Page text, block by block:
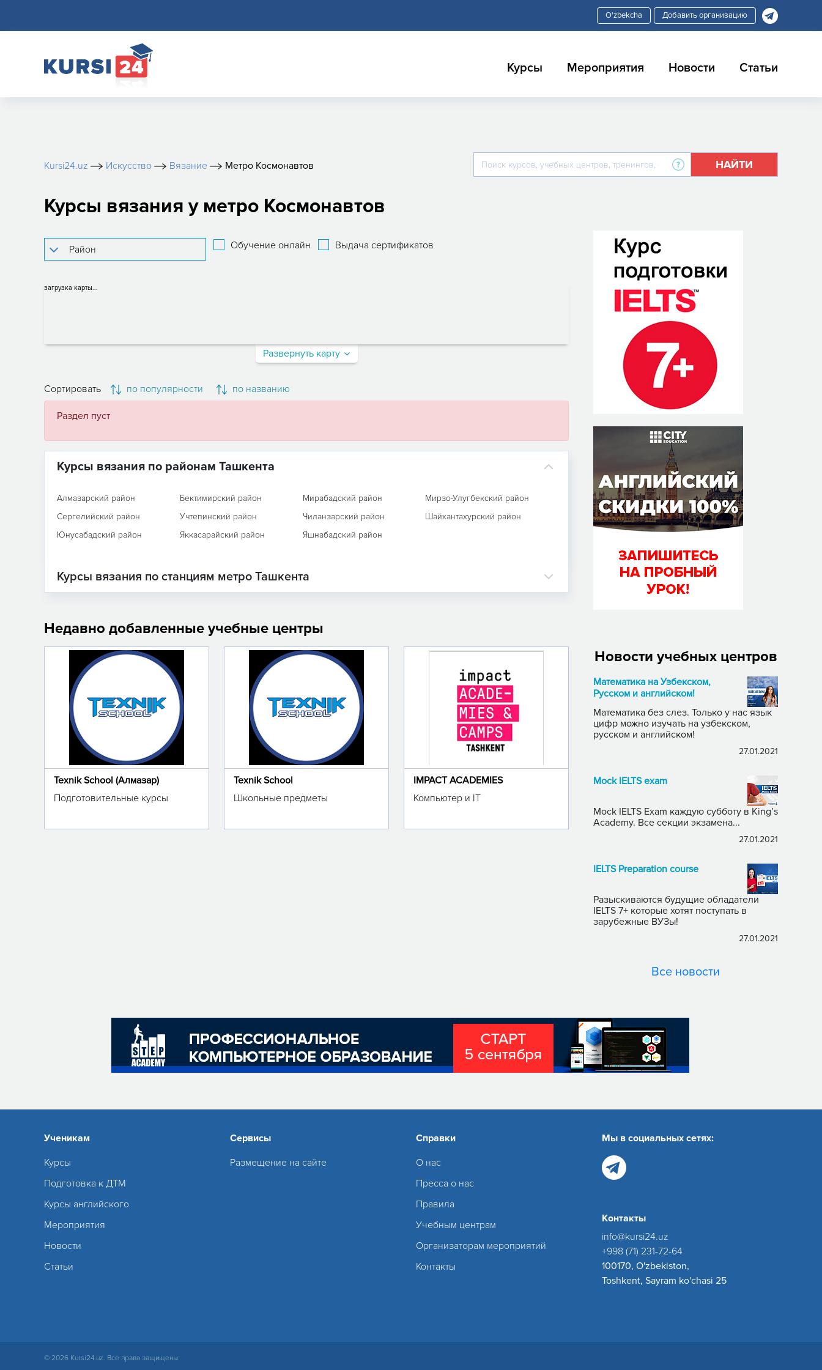
Добавить организацию
Курсы Мероприятия Новости Статьи
Kursi24.uz Искусство Вязание Метро Космонавтов НАЙТИ
Курсы вязания у метро Космонавтов
Обучение онлайн Выдача сертификатов
загрузка карты...
Развернуть карту
Сортировать по популярности по названию
Раздел пуст
Курсы вязания по районам Ташкента
Алмазарский район Бектимирский район Мирабадский район
Мирзо-Улугбекский район
Сергелийский район
Учтепинский район Чиланзарский район
Шайхантахурский район
Юнусабадский район
Яккасарайский район Яшнабадский район
Курсы вязания по станциям метро Ташкента
Недавно добавленные учебные центры
Texnik School (Алмазар)
Подготовительные курсы
Texnik School
Школьные предметы
IMPACT ACADEMIES
Компьютер и IT
Новости учебных центров
Математика на Узбекском,
Русском и английском!
Математика без слез. Только у нас язык
цифр можно изучать на узбекском,
русском и английском!
27.01.2021
Mock IELTS exam
Mock IELTS Exam каждую субботу в King’s
Academy. Все секции экзамена...
27.01.2021
IELTS Preparation course
Разыскиваются будущие обладатели
IELTS 7+ которые хотят поступать в
зарубежные ВУЗы!
27.01.2021
Все новости
Ученикам
Курсы
Подготовка к ДТМ
Курсы английского
Мероприятия
Новости
Статьи
Сервисы
Размещение на сайте
Справки
О нас
Пресса о нас
Правила
Учебным центрам
Организаторам мероприятий
Контакты
Мы в социальных сетях:
Контакты
info@kursi24.uz
+998 (71) 231-72-64
100170, O'zbekiston,
Toshkent, Sayram ko'chasi 25
© 2026 Kursi24.uz. Все права защищены.